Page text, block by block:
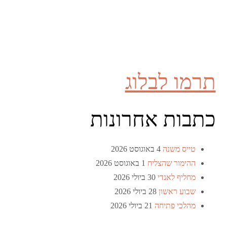
תרמו לבלוג
כתבות אחרונות
טייס משנה 4 באוגוסט 2026
ההימור שהצליח 1 באוגוסט 2026
מחליף לאנדי 30 ביולי 2026
שבוע ראשון 28 ביולי 2026
מהלכי פתיחה 21 ביולי 2026